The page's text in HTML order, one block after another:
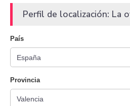
Perfil de localización: La
País
Provincia